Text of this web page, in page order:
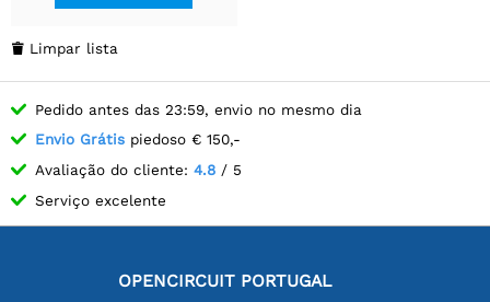
 Limpar lista
Pedido antes das 23:59, envio no mesmo dia
Envio Grátis piedoso € 150,-
Avaliação do cliente: 4.8 / 5
Serviço excelente
OPENCIRCUIT PORTUGAL